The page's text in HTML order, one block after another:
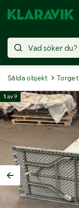
Sålda objekt Torget
1 av9